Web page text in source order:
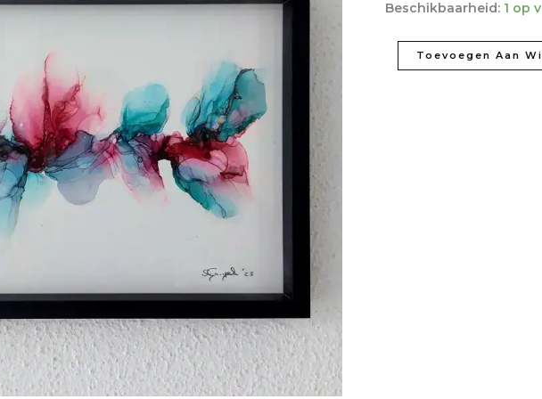
Beschikbaarheid: 1 op
Toevoegen Aan